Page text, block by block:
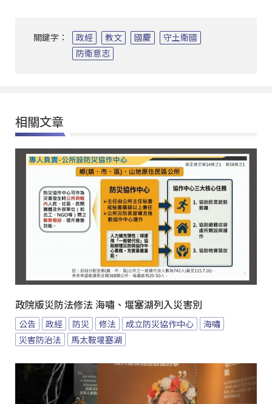
關鍵字： 政經 教文 國慶
守土衛國
防衛意志
相關文章
政院版災防法修法 海嘯、堰塞湖列入災害別
公告 政經 防災 修法 成立防災協作中心
海嘯
災害防治法
馬太鞍堰塞湖